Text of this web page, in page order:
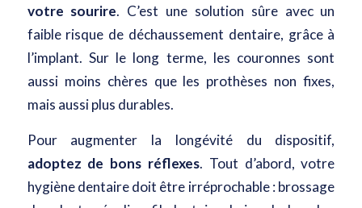
votre sourire. C’est une solution sûre avec un
faible risque de déchaussement dentaire, grâce à
l’implant. Sur le long terme, les couronnes sont
aussi moins chères que les prothèses non fixes,
mais aussi plus durables.
Pour augmenter la longévité du dispositif,
adoptez de bons réflexes. Tout d’abord,votre
hygiène dentaire doit être irréprochable: brossage